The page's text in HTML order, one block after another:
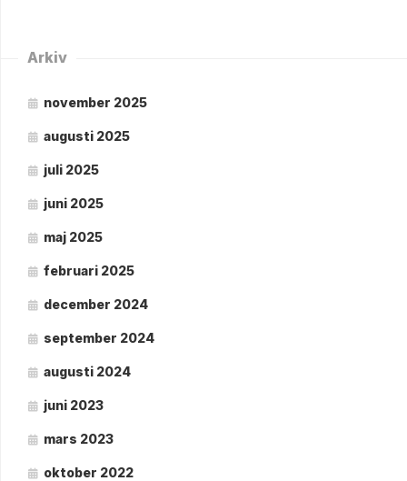
Arkiv
november 2025
augusti 2025
juli 2025
juni 2025
maj 2025
februari 2025
december 2024
september 2024
augusti 2024
juni 2023
mars 2023
oktober 2022